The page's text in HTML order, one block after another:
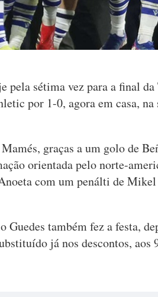
pela sétima vez para a final da
por 1-0, agora em casa, na
graças a um golo de
orientada pelo norte-
com um penálti de
também fez a festa,
já nos descontos, aos